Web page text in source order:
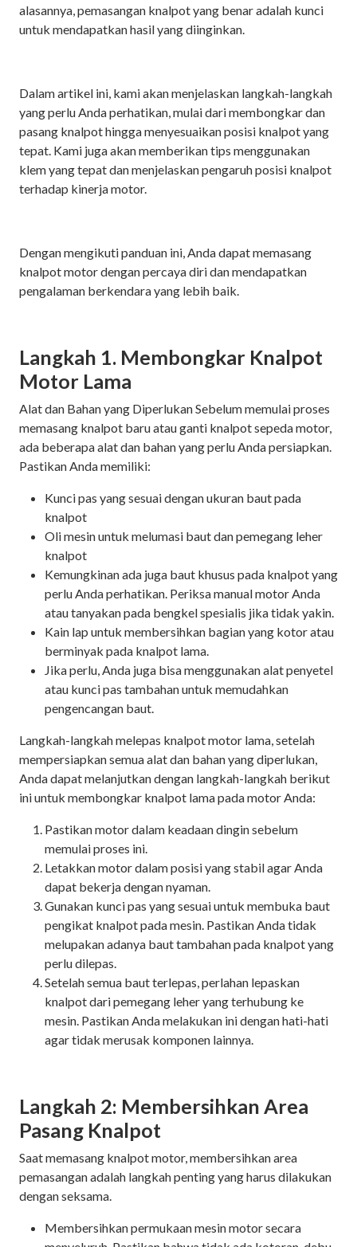
alasannya, pemasangan knalpot yang benar adalah kunci
untuk mendapatkan hasil yang diinginkan.
Dalam artikel ini, kami akan menjelaskan langkah-langkah
yang perlu Anda perhatikan, mulai dari membongkar dan
pasang knalpot hingga menyesuaikan posisi knalpot yang
tepat. Kami juga akan memberikan tips menggunakan
klem yang tepat dan menjelaskan pengaruh posisi knalpot
terhadap kinerja motor.
Dengan mengikuti panduan ini, Anda dapat memasang
knalpot motor dengan percaya diri dan mendapatkan
pengalaman berkendara yang lebih baik.
Langkah 1. Membongkar Knalpot
Motor Lama
Alat dan Bahan yang Diperlukan Sebelum memulai proses
memasang knalpot baru atau ganti knalpot sepeda motor,
ada beberapa alat dan bahan yang perlu Anda persiapkan.
Pastikan Anda memiliki:
Kunci pas yang sesuai dengan ukuran baut pada
knalpot
Oli mesin untuk melumasi baut dan pemegang leher
knalpot
Kemungkinan ada juga baut khusus pada knalpot yang
perlu Anda perhatikan. Periksa manual motor Anda
atau tanyakan pada bengkel spesialis jika tidak yakin.
Kain lap untuk membersihkan bagian yang kotor atau
berminyak pada knalpot lama.
Jika perlu, Anda juga bisa menggunakan alat penyetel
atau kunci pas tambahan untuk memudahkan
pengencangan baut.
Langkah-langkah melepas knalpot motor lama, setelah
mempersiapkan semua alat dan bahan yang diperlukan,
Anda dapat melanjutkan dengan langkah-langkah berikut
ini untuk membongkar knalpot lama pada motor Anda:
Pastikan motor dalam keadaan dingin sebelum
memulai proses ini.
Letakkan motor dalam posisi yang stabil agar Anda
dapat bekerja dengan nyaman.
Gunakan kunci pas yang sesuai untuk membuka baut
pengikat knalpot pada mesin. Pastikan Anda tidak
melupakan adanya baut tambahan pada knalpot yang
perlu dilepas.
Setelah semua baut terlepas, perlahan lepaskan
knalpot dari pemegang leher yang terhubung ke
mesin. Pastikan Anda melakukan ini dengan hati-hati
agar tidak merusak komponen lainnya.
Langkah 2: Membersihkan Area
Pasang Knalpot
Saat memasang knalpot motor, membersihkan area
pemasangan adalah langkah penting yang harus dilakukan
dengan seksama.
Membersihkan permukaan mesin motor secara